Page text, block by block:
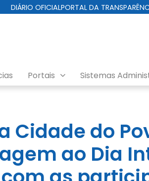
DIÁRIO OFICIALPORTAL DA
Portais Sistemas
Cidade do
ao Dia